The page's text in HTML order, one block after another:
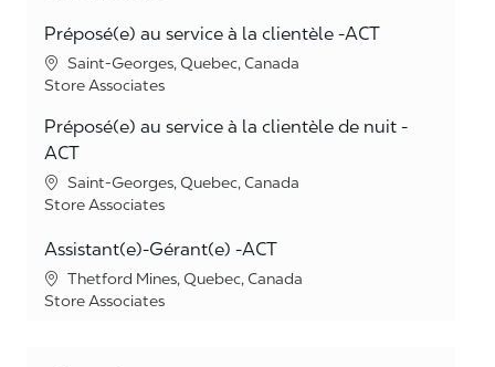
Préposé(e) au service à la clientèle -ACT
Location
Saint-Georges, Quebec, Canada
Category
Store Associates
Préposé(e) au service à la clientèle de nuit -
ACT
Location
Saint-Georges, Quebec, Canada
Category
Store Associates
Assistant(e)-Gérant(e) -ACT
Location
Thetford Mines, Quebec, Canada
Category
Store Associates